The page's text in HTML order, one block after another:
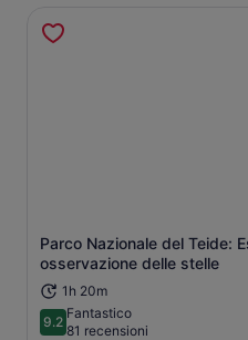
Parco Nazionale del Teide:
osservazione delle stelle
1h 20m
9.29.2 su 10
Fantastico
81 recensioni